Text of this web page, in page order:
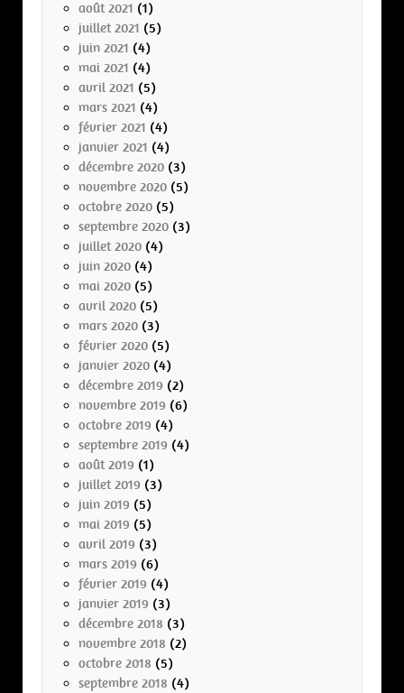
août 2021 (1)
juillet 2021 (5)
juin 2021 (4)
mai 2021 (4)
avril 2021 (5)
mars 2021 (4)
février 2021 (4)
janvier 2021 (4)
décembre 2020 (3)
novembre 2020 (5)
octobre 2020 (5)
septembre 2020 (3)
juillet 2020 (4)
juin 2020 (4)
mai 2020 (5)
avril 2020 (5)
mars 2020 (3)
février 2020 (5)
janvier 2020 (4)
décembre 2019 (2)
novembre 2019 (6)
octobre 2019 (4)
septembre 2019 (4)
août 2019 (1)
juillet 2019 (3)
juin 2019 (5)
mai 2019 (5)
avril 2019 (3)
mars 2019 (6)
février 2019 (4)
janvier 2019 (3)
décembre 2018 (3)
novembre 2018 (2)
octobre 2018 (5)
septembre 2018 (4)